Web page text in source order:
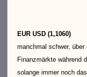
EUR USD (1,1060)
manchmal schwer,
Finanzmärkte während
solange immer noch